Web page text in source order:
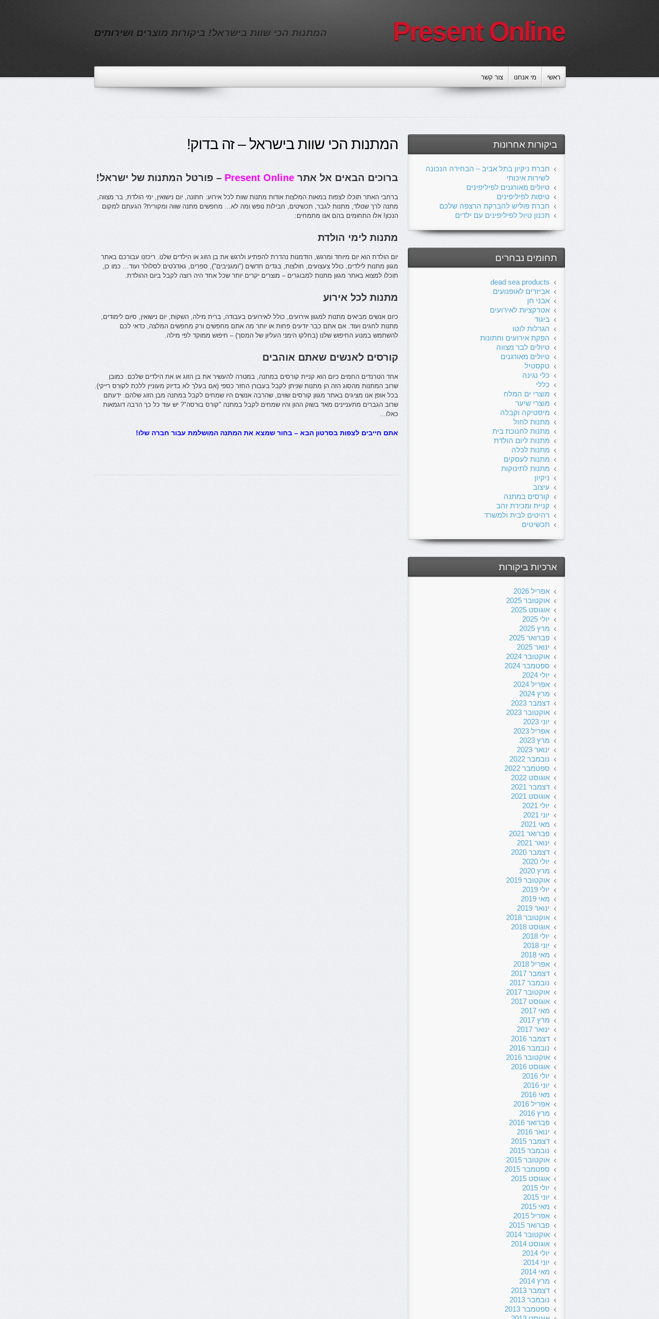
Present Online המתנות הכי שוות בישראל! ביקורות מוצרים ושירותים
ראשי מי אנחנו צור קשר
המתנות הכי שוות בישראל – זה בדוק!
ברוכים הבאים אל אתר Present Online – פורטל המתנות של ישראל!
ברחבי האתר תוכלו לצפות במאות המלצות אודות מתנות שוות לכל אירוע: חתונה, יום נישואין, ימי הולדת, בר מצווה,
מתנה לרך שנולד, מתנות לגבר, תכשיטים, חבילות נופש ומה לא… מחפשים מתנה שווה ומקורית? הגעתם למקום
הנכון! אלו התחומים בהם אנו מתמחים:
מתנות לימי הולדת
יום הולדת הוא יום מיוחד ומרגש, הזדמנות נהדרת להפתיע ולרגש את בן הזוג או הילדים שלנו. ריכזנו עבורכם באתר
מגוון מתנות לילדים, כולל צעצועים, חולצות, בגדים חדשים ("ומגניבים"), ספרים, גאדג'טים לסלולר ועוד… כמו כן,
תוכלו למצוא באתר מגוון מתנות למבוגרים – מוצרים יקרים יותר שכל אחד היה רוצה לקבל ביום ההולדת.
מתנות לכל אירוע
כיום אנשים מביאים מתנות למגוון אירועים, כולל לאירועים בעבודה, ברית מילה, השקות, יום נישואין, סיום לימודים,
מתנות לחגים ועוד. אם אתם כבר יודעים פחות או יותר מה אתם מחפשים ורק מחפשים המלצה, כדאי לכם
להשתמש במנוע החיפוש שלנו (בחלקו הימני העליון של המסך) – חיפוש ממוקד לפי מילה.
קורסים לאנשים שאתם אוהבים
אחד הטרנדים החמים כיום הוא קניית קורסים במתנה, במטרה להעשיר את בן הזוג או את הילדים שלכם. כמובן
שרוב המתנות מהסוג הזה הן מתנות שניתן לקבל בעבורן החזר כספי (אם בעלך לא בדיוק מעוניין ללכת לקורס רייקי).
בכל אופן אנו מציגים באתר מגוון קורסים שווים, שהרבה אנשים היו שמחים לקבל במתנה מבן הזוג שלהם. ידעתם
שרוב הגברים מתעניינים מאד בשוק ההון והיו שמחים לקבל במתנה "קורס בורסה"? יש עוד כל כך הרבה דוגמאות
כאלו…
אתם חייבים לצפות בסרטון הבא – בחור שמצא את המתנה המושלמת עבור חברה שלו!
ביקורות אחרונות
חברת ניקיון בתל אביב – הבחירה הנכונה
לשירות איכותי
טיולים מאורגנים לפיליפינים
טיסות לפיליפינים
חברת פוליש להברקת הרצפה שלכם
תכנון טיול לפיליפינים עם ילדים
תחומים נבחרים
dead sea products
אביזרים לאופנועים
אבני חן
אטרקציות לאירועים
ביגוד
הגרלות לוטו
הפקת אירועים וחתונות
טיולים לבר מצווה
טיולים מאורגנים
טקסטיל
כלי נגינה
כללי
מוצרי ים המלח
מוצרי שיער
מיסטיקה וקבלה
מתנות לחול
מתנות לחנוכת בית
מתנות ליום הולדת
מתנות לכלה
מתנות לעסקים
מתנות לתינוקות
ניקיון
עיצוב
קורסים במתנה
קניית ומכירת זהב
רהיטים לבית ולמשרד
תכשיטים
ארכיות ביקורות
אפריל 2026
אוקטובר 2025
אוגוסט 2025
יולי 2025
מרץ 2025
פברואר 2025
ינואר 2025
אוקטובר 2024
ספטמבר 2024
יולי 2024
אפריל 2024
מרץ 2024
דצמבר 2023
אוקטובר 2023
יוני 2023
אפריל 2023
מרץ 2023
ינואר 2023
נובמבר 2022
ספטמבר 2022
אוגוסט 2022
דצמבר 2021
אוגוסט 2021
יולי 2021
יוני 2021
מאי 2021
פברואר 2021
ינואר 2021
דצמבר 2020
יולי 2020
מרץ 2020
אוקטובר 2019
יולי 2019
מאי 2019
ינואר 2019
אוקטובר 2018
אוגוסט 2018
יולי 2018
יוני 2018
מאי 2018
אפריל 2018
דצמבר 2017
נובמבר 2017
אוקטובר 2017
אוגוסט 2017
מאי 2017
מרץ 2017
ינואר 2017
דצמבר 2016
נובמבר 2016
אוקטובר 2016
אוגוסט 2016
יולי 2016
יוני 2016
מאי 2016
אפריל 2016
מרץ 2016
פברואר 2016
ינואר 2016
דצמבר 2015
נובמבר 2015
אוקטובר 2015
ספטמבר 2015
אוגוסט 2015
יולי 2015
יוני 2015
מאי 2015
אפריל 2015
פברואר 2015
אוקטובר 2014
אוגוסט 2014
יולי 2014
יוני 2014
מאי 2014
מרץ 2014
דצמבר 2013
נובמבר 2013
ספטמבר 2013